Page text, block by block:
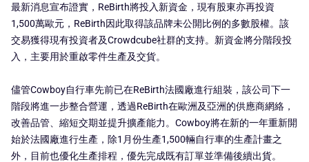
最新消息宣布證實，ReBirth將投入新資金，現有股東亦再投資
1,500萬歐元，ReBirth因此取得該品牌未公開比例的多數股權。該
交易獲得現有投資者及Crowdcube社群的支持。新資金將分階段投
入，主要用於重啟零件生產及交貨。
儘管Cowboy自行車先前已在ReBirth法國廠進行組裝，該公司下一
階段將進一步整合營運，透過ReBirth在歐洲及亞洲的供應商網絡，
改善品管、縮短交期並提升擴產能力。Cowboy將在新的一年重新開
始於法國廠進行生產，除1月份生產1,500輛自行車的生產計畫之
外，目前也優化生產排程，優先完成既有訂單並準備後續出貨。